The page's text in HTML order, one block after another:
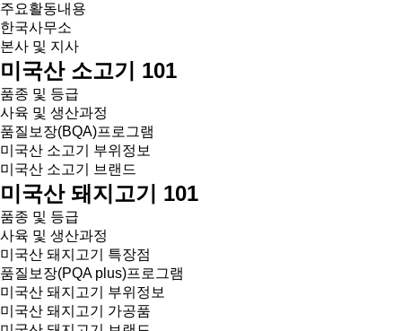
주요활동내용
한국사무소
본사 및 지사
미국산 소고기 101
품종 및 등급
사육 및 생산과정
품질보장(BQA)프로그램
미국산 소고기 부위정보
미국산 소고기 브랜드
미국산 돼지고기 101
품종 및 등급
사육 및 생산과정
미국산 돼지고기 특장점
품질보장(PQA plus)프로그램
미국산 돼지고기 부위정보
미국산 돼지고기 가공품